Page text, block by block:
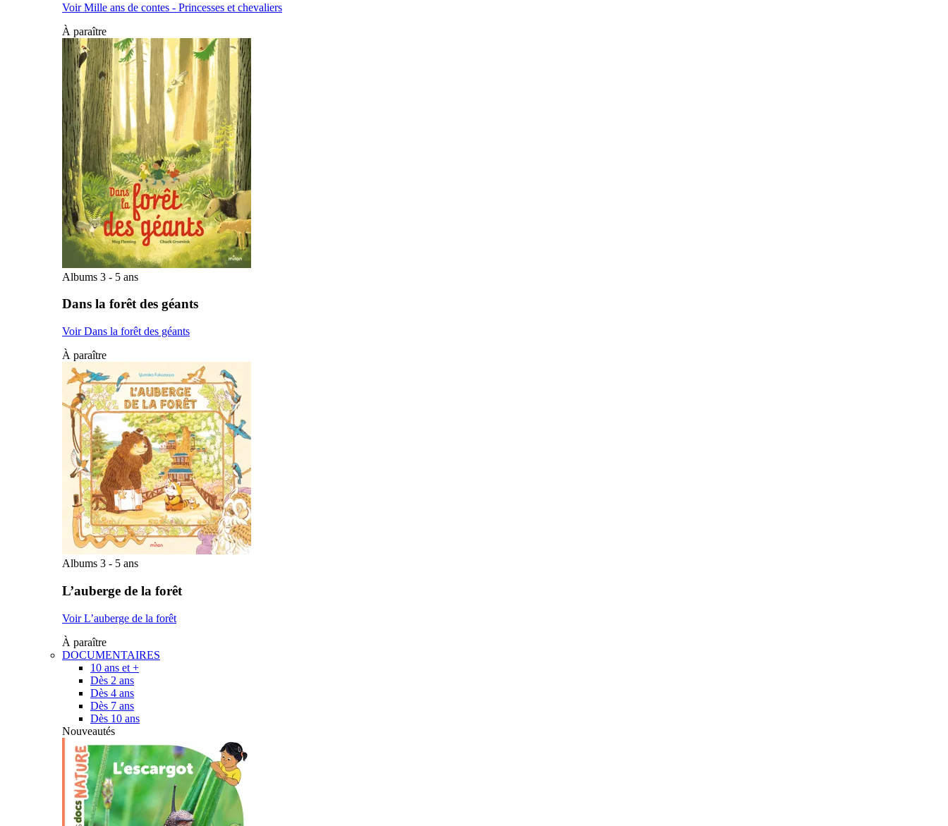
Voir Mille ans de contes - Princesses et chevaliers
À paraître
Albums 3 - 5 ans
Dans la forêt des géants
Voir Dans la forêt des géants
À paraître
Albums 3 - 5 ans
L’auberge de la forêt
Voir L’auberge de la forêt
À paraître
DOCUMENTAIRES
10 ans et +
Dès 2 ans
Dès 4 ans
Dès 7 ans
Dès 10 ans
Nouveautés